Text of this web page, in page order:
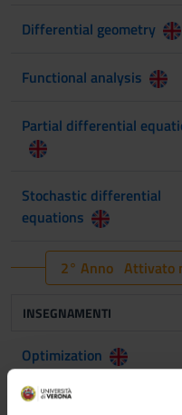
Differential geometry
Functional analysis
Partial differential
Stochastic differential
equations
2° Anno Attivato
INSEGNAMENTI
Optimization
Prova finale